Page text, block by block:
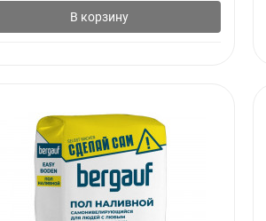
В корзину